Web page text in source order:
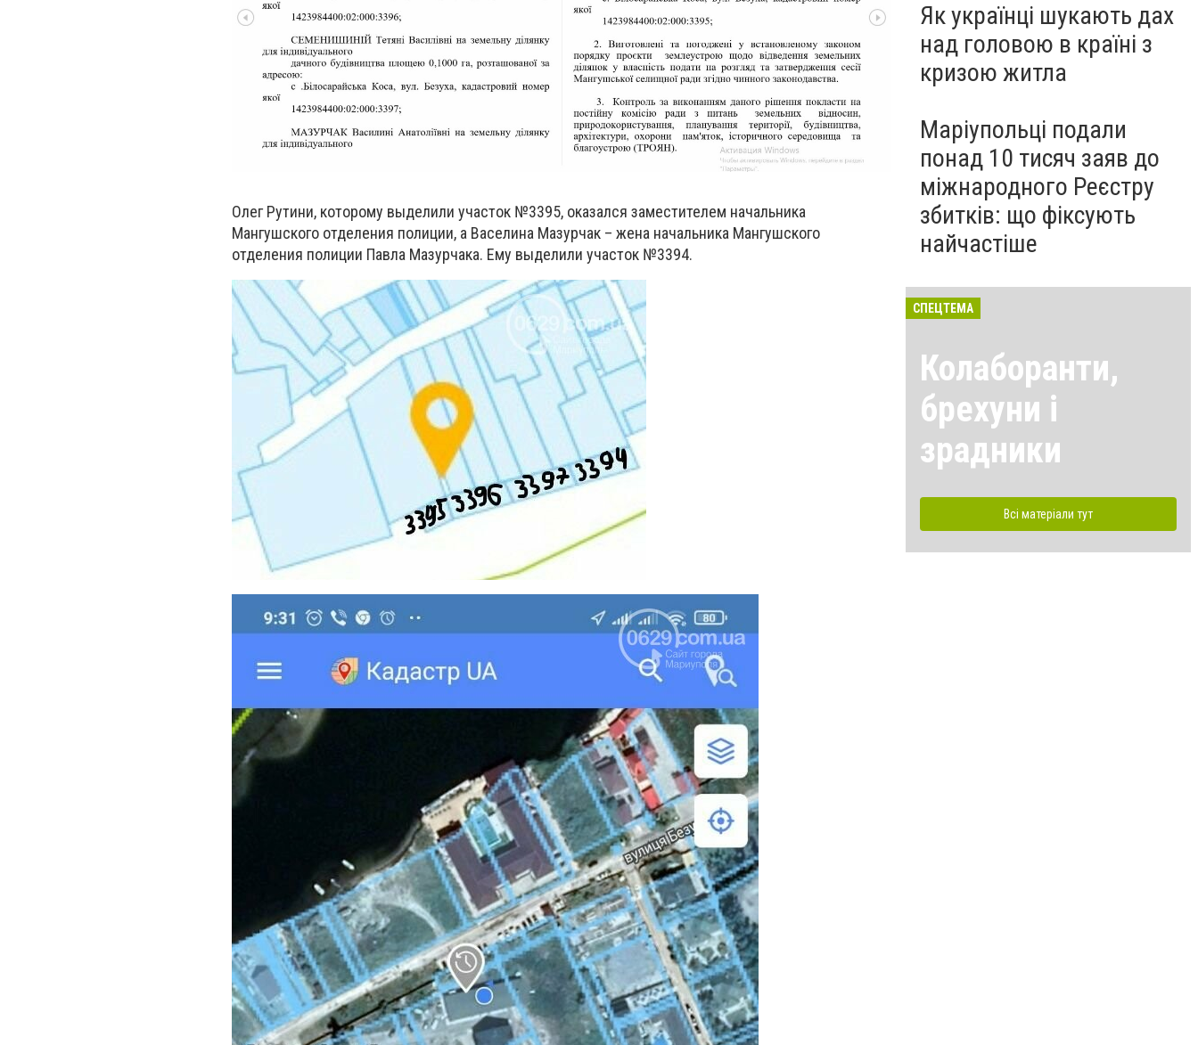
Олег Рутини, которому выделили участок №3395, оказался заместителем начальника
Мангушского отделения полиции, а Васелина Мазурчак – жена начальника Мангушского
отделения полиции Павла Мазурчака. Ему выделили участок №3394.
Як українці шукають дах
над головою в країні з
кризою житла
Маріупольці подали
понад 10 тисяч заяв до
міжнародного Реєстру
збитків: що фіксують
найчастіше
СПЕЦТЕМА
Колаборанти,
брехуни і
зрадники
Всі матеріали тут